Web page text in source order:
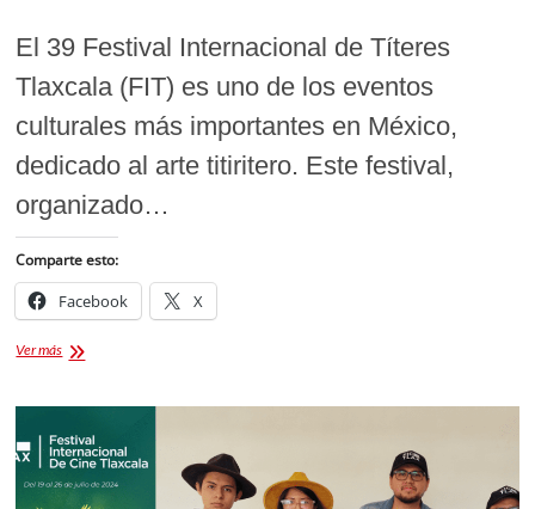
El 39 Festival Internacional de Títeres
Tlaxcala (FIT) es uno de los eventos
culturales más importantes en México,
dedicado al arte titiritero. Este festival,
organizado…
Comparte esto:
Facebook X
Ver más39
Títeres
Tlaxcala